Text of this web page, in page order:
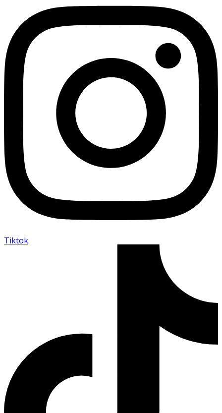
Tiktok